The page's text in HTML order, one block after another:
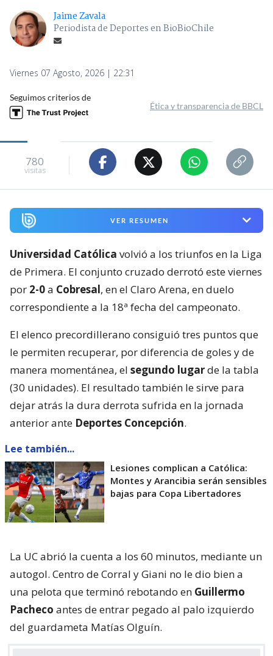
Jaime Zavala
Periodista de Deportes en BioBioChile
Viernes 07 Agosto, 2026 | 22:31
Seguimos criterios de
Ética y transparencia de BBCL
780
visitas
VER RESUMEN
Universidad Católica volvió a los triunfos en la Liga
de Primera. El conjunto cruzado derrotó este viernes
por 2-0a Cobresal, en el Claro Arena, en duelo
correspondiente a la 18ª fecha del campeonato.
El elenco precordillerano consiguió tres puntos que
le permiten recuperar, por diferencia de goles y de
manera momentánea, el segundo lugarde la tabla
(30 unidades). El resultado también le sirve para
dejar atrás la dura derrota sufrida en la jornada
anterior ante Deportes Concepción.
Lee también...
Lesiones complican a Católica:
Montes y Arancibia serán sensibles
bajas para Copa Libertadores
La UC abrió la cuenta a los 60 minutos, mediante un
autogol. Centro de Corral y Giani no le dio bien a
una pelota que terminó rebotando en Guillermo
Pacheco antes de entrar pegado al palo izquierdo
del guardameta Matías Olguín.